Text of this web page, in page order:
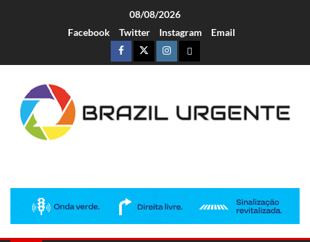
08/08/2026
Facebook
Twitter Instagram Email